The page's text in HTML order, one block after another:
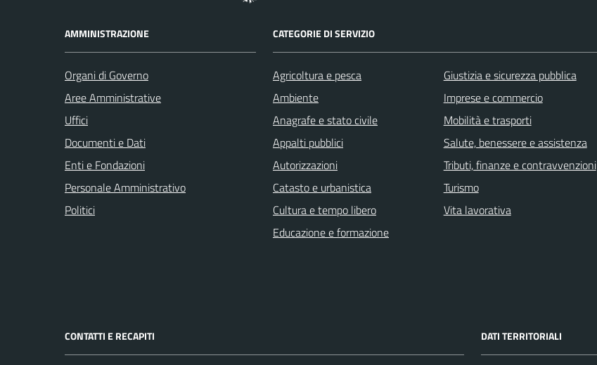
AMMINISTRAZIONE
Organi di Governo
Aree Amministrative
Uffici
Documenti e Dati
Enti e Fondazioni
Personale Amministrativo
Politici
CATEGORIE DI SERVIZIO
Agricoltura e pesca
Ambiente
Anagrafe e stato civile
Appalti pubblici
Autorizzazioni
Catasto e urbanistica
Cultura e tempo libero
Educazione e formazione
Giustizia e sicurezza pubblica
Imprese e commercio
Mobilità e trasporti
Salute, benessere e assistenza
Tributi, finanze e contravvenzioni
Turismo
Vita lavorativa
CONTATTI E RECAPITI DATI TERRITORIALI